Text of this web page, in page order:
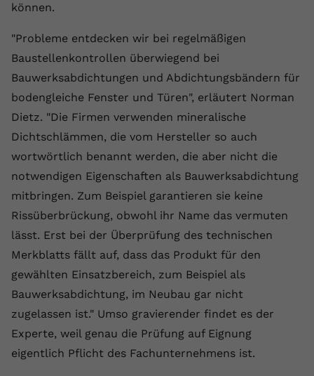
können.
"Probleme entdecken wir bei regelmäßigen
Baustellenkontrollen überwiegend bei
Bauwerksabdichtungen und Abdichtungsbändern für
bodengleiche Fenster und Türen", erläutert Norman
Dietz. "Die Firmen verwenden mineralische
Dichtschlämmen, die vom Hersteller so auch
wortwörtlich benannt werden, die aber nicht die
notwendigen Eigenschaften als Bauwerksabdichtung
mitbringen. Zum Beispiel garantieren sie keine
Rissüberbrückung, obwohl ihr Name das vermuten
lässt. Erst bei der Überprüfung des technischen
Merkblatts fällt auf, dass das Produkt für den
gewählten Einsatzbereich, zum Beispiel als
Bauwerksabdichtung, im Neubau gar nicht
zugelassen ist." Umso gravierender findet es der
Experte, weil genau die Prüfung auf Eignung
eigentlich Pflicht des Fachunternehmens ist.
Benutzereinstellungen zu ermöglichen.
Anbieter youtube.com
Zweck
YouTube setzt dieses Cookie über
eingebettete YouTube-Videos und
registriert anonyme statistische Daten.
Name yt-remote-device-id
Youtube.com
Laufzeit Session
Zweck
Videopräferenzen des Benutzers zu
speichern, der eingebettete YouTube-
Videos verwendet.